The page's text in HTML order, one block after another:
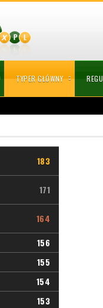
TYPER GŁÓWNY
183
171
164
156
155
154
153